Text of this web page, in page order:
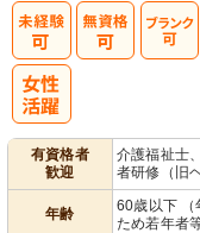
有資格者
歓迎
介護福祉士
者研修（旧
年齢
60歳以下 （
ため若年者